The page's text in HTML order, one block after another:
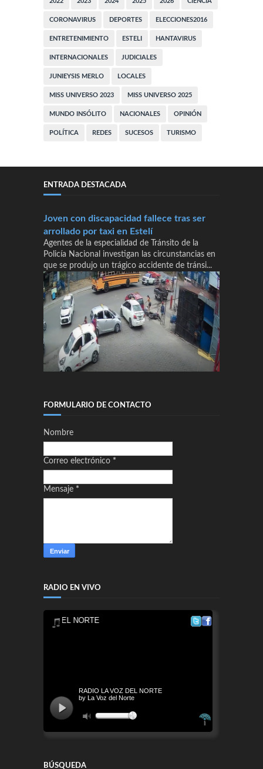
CORONAVIRUS DEPORTES ELECCIONES2016
ENTRETENIMIENTO ESTELI HANTAVIRUS
INTERNACIONALES JUDICIALES
JUNIEYSIS MERLO LOCALES
MISS UNIVERSO 2023 MISS UNIVERSO 2025
MUNDO INSÓLITO NACIONALES OPINIÓN
POLÍTICA REDES SUCESOS TURISMO
ENTRADA DESTACADA
Joven con discapacidad fallece tras ser
arrollado por taxi en Estelí
Agentes de la especialidad de Tránsito de la
Policía Nacional investigan las circunstancias en
que se produjo un trágico accidente de tránsi...
FORMULARIO DE CONTACTO
Nombre
Correo electrónico *
Mensaje *
RADIO EN VIVO
BÚSQUEDA